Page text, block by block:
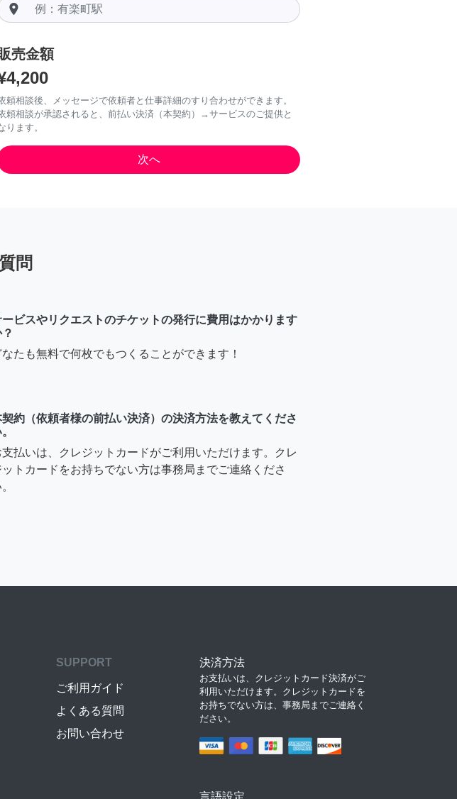
room
売金額
頼相談後、メッセージで依頼者と仕事詳細のすり合わせができます。
頼相談が承認されると、前払い決済（本契約）→サービスのご提供と
ります。
問
ービスやリクエストのチケットの発行に費用はかかります
なたも無料で何枚でもつくることができます！
契約（依頼者様の前払い決済）の決済方法を教えてくださ
支払いは、クレジットカードがご利用いただけます。クレ
ットカードをお持ちでない方は事務局までご連絡くださ
SUPPORT
ご利用ガイド
よくある質問
お問い合わせ
決済方法
お支払いは、クレジットカード決済がご
利用いただけます。クレジットカードを
お持ちでない方は、事務局までご連絡く
ださい。
言語設定